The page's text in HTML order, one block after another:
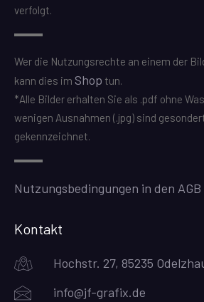
verfolgt.
Wer die Nutzungsrechte an einem der
kann dies im Shop tun.
*Alle Bilder erhalten Sie als .pdf ohne
wenigen Ausnahmen (.jpg) sind
gekennzeichnet.
Nutzungsbedingungen in den AGB
Kontakt
Hochstr. 27, 85235
info@jf-grafix.de